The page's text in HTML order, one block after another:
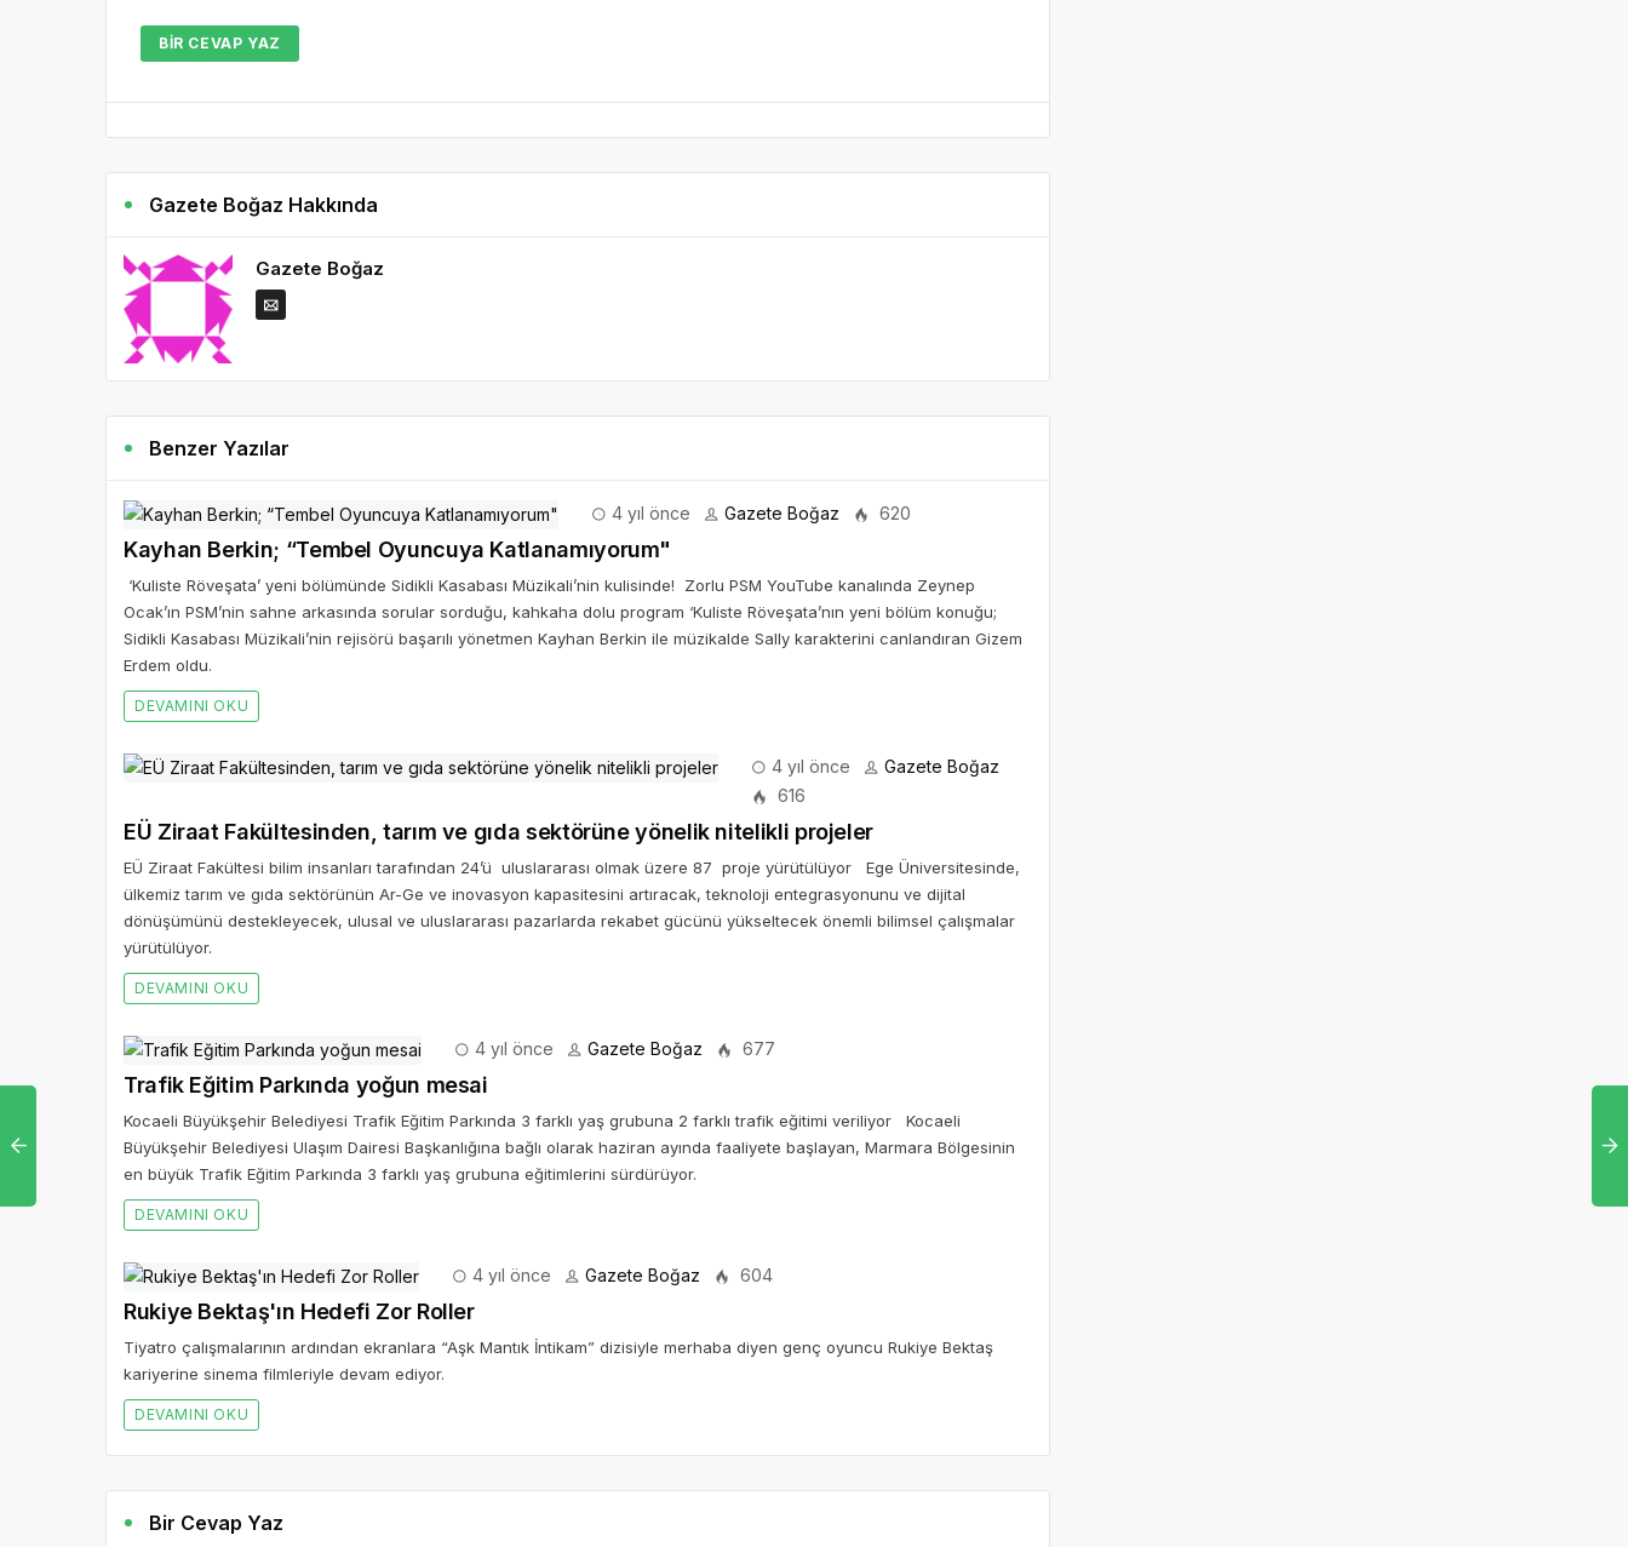
BIR CEVAP YAZ
Gazete Boğaz Hakkında
Gazete Boğaz
Benzer Yazılar
4 yıl önce Gazete Boğaz 620
Kayhan Berkin; “Tembel Oyuncuya Katlanamıyorum"
‘Kuliste Röveşata’ yeni bölümünde Sidikli Kasabası Müzikali’nin kulisinde! Zorlu PSM YouTube kanalında Zeynep
Ocak’ın PSM’nin sahne arkasında sorular sorduğu, kahkaha dolu program ‘Kuliste Röveşata’nın yeni bölüm konuğu;
Sidikli Kasabası Müzikali’nin rejisörü başarılı yönetmen Kayhan Berkin ile müzikalde Sally karakterini canlandıran Gizem
Erdem oldu.
DEVAMINI OKU
4 yıl önce
Gazete Boğaz
616
EÜ Ziraat Fakültesinden, tarım ve gıda sektörüne yönelik nitelikli projeler
EÜ Ziraat Fakültesi bilim insanları tarafından 24’ü uluslararası olmak üzere 87 proje yürütülüyor Ege Üniversitesinde,
ülkemiz tarım ve gıda sektörünün Ar-Ge ve inovasyon kapasitesini artıracak, teknoloji entegrasyonunu ve dijital
dönüşümünü destekleyecek, ulusal ve uluslararası pazarlarda rekabet gücünü yükseltecek önemli bilimsel çalışmalar
yürütülüyor.
DEVAMINI OKU
4 yıl önce Gazete Boğaz 677
Trafik Eğitim Parkında yoğun mesai
Kocaeli Büyükşehir Belediyesi Trafik Eğitim Parkında 3 farklı yaş grubuna 2 farklı trafik eğitimi veriliyor Kocaeli
Büyükşehir Belediyesi Ulaşım Dairesi Başkanlığına bağlı olarak haziran ayında faaliyete başlayan, Marmara Bölgesinin
en büyük Trafik Eğitim Parkında 3 farklı yaş grubuna eğitimlerini sürdürüyor.
DEVAMINI OKU
4 yıl önce Gazete Boğaz 604
Rukiye Bektaş'ın Hedefi Zor Roller
Tiyatro çalışmalarının ardından ekranlara “Aşk Mantık İntikam” dizisiyle merhaba diyen genç oyuncu Rukiye Bektaş
kariyerine sinema filmleriyle devam ediyor.
DEVAMINI OKU
Bir Cevap Yaz